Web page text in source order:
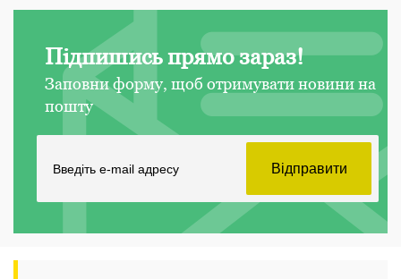
Підпишись прямо зараз!
Заповни форму, щоб отримувати новини на
пошту